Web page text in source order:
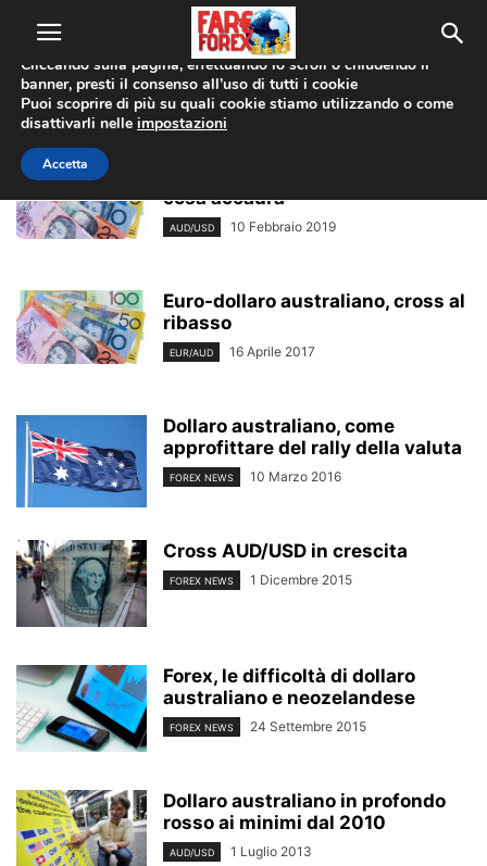
Home Tags Dollaro australiano
dollaro australiano
cosa accadrà
AUD/USD 10 Febbraio 2019
Euro-dollaro australiano, cross al
ribasso
EUR/AUD 16 Aprile 2017
Dollaro australiano, come
approfittare del rally della valuta
FOREX NEWS 10 Marzo 2016
Cross AUD/USD in crescita
FOREX NEWS 1 Dicembre 2015
Forex, le difficoltà di dollaro
australiano e neozelandese
FOREX NEWS 24 Settembre 2015
Dollaro australiano in profondo
rosso ai minimi dal 2010
AUD/USD 1 Luglio 2013
Utilizziamo i cookie per offrirti la migliore esperienza sul nostro
sito web.
Cliccando sulla pagina, effettuando lo scroll o chiudendo il
banner, presti il consenso all’uso di tutti i cookie
Puoi scoprire di più su quali cookie stiamo utilizzando o come
disattivarli nelle impostazioni
Accetta